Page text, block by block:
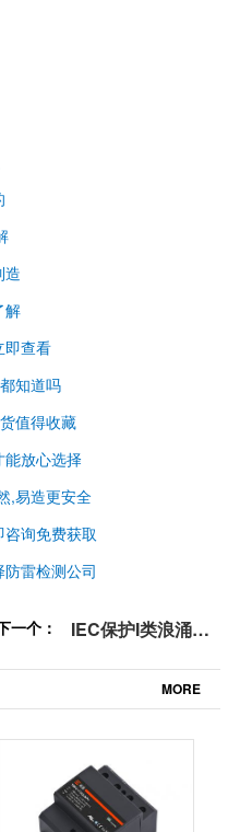
造
解
即查看
知道吗
值得收藏
能放心选择
,易造更安全
咨询免费获取
雷检测公司
一个：
IEC保护I类浪涌保
起火【杭州易造】
MORE